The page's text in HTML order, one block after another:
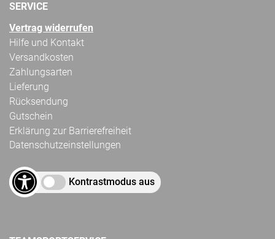
SERVICE
Vertrag widerrufen
Hilfe und Kontakt
Versandkosten
Zahlungsarten
Lieferung
Rücksendung
Gutschein
Erklärung zur Barrierefreiheit
Datenschutzeinstellungen
Kontrastmodus aus